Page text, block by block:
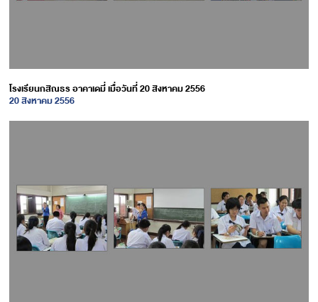
โรงเรียนกสิณธร อาคาเดมี่ เมื่อวันที่ 20 สิงหาคม 2556
20 สิงหาคม 2556